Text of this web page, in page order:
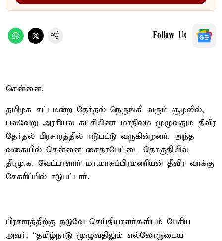
Follow Us
சென்னை,
தமிழக சட்டமன்ற தேர்தல் நெருங்கி வரும் சூழலில்,
பல்வேறு அரசியல் கட்சியினர் மாநிலம் முழுவதும் தீவிர
தேர்தல் பிரசாரத்தில் ஈடுபட்டு வருகின்றனர். அந்த
வகையில் சென்னை சைதாபேட்டை தொகுதியில்
தி.மு.க. வேட்பாளார் மா.மாசுப்பிரமணியன் தீவிர வாக்கு
சேகரிப்பில் ஈடுபட்டார்.
பிரசாரத்திற்கு நடுவே செய்தியாளர்களிடம் பேசிய
அவர், “தமிழ்நாடு முழுவதிலும் எல்லோருடைய